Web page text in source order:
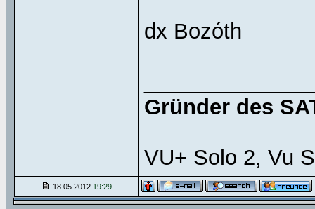
dx Bozóth
Gründer des
VU+ Solo 2, Vu
18.05.2012 19:29